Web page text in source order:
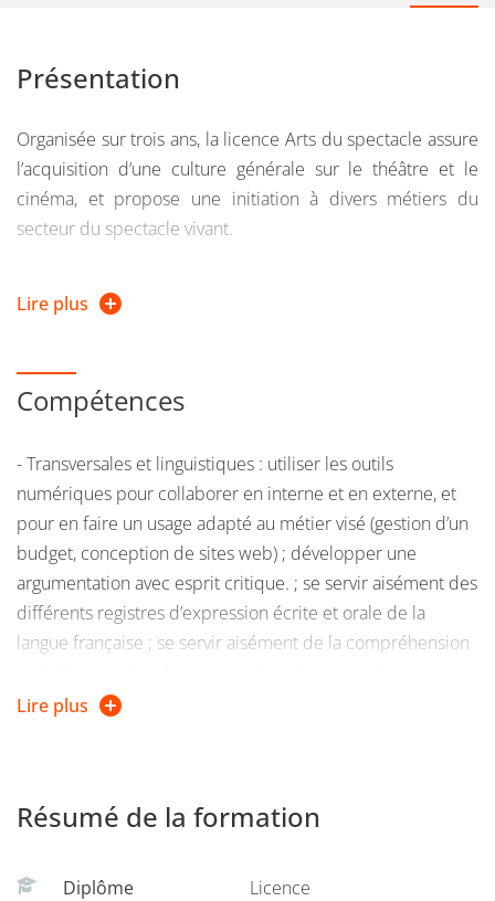
Présentation
Organisée sur trois ans, la licence Arts du spectacle assure
l’acquisition d’une culture générale sur le théâtre et le
cinéma, et propose une initiation à divers métiers du
secteur du spectacle vivant.
théoriques (histoire et esthétique, études de textes,
l’expérience pratique (jeu d’acteur, régie plateau, ateliers
de mise en scène, de programmation ou de réalisation…),
budget, administration, médiation, informatique etc).
L’étudiant inscrit dans la mention suit chaque année :
Des enseignements fondamentaux (UEF)
Langue vivante étrangère (LVE)
Offre de formation complémentaire (OFC) :
La formation est organisée, pour chaque semestre, en 3
Lire plus
Compétences
- Transversales et linguistiques : utiliser les outils
numériques pour collaborer en interne et en externe, et
pour en faire un usage adapté au métier visé (gestion d’un
budget, conception de sites web) ; développer une
argumentation avec esprit critique. ; se servir aisément des
différents registres d’expression écrite et orale de la
langue française ; se servir aisément de la compréhension
langue vivante étrangère
mettre en recul d’une situation, s’auto évaluer et se
les champs professionnels potentiellement en relation
Lire plus
Résumé de la formation
Diplôme Licence